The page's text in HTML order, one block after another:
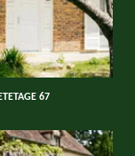
ETETAGE 67